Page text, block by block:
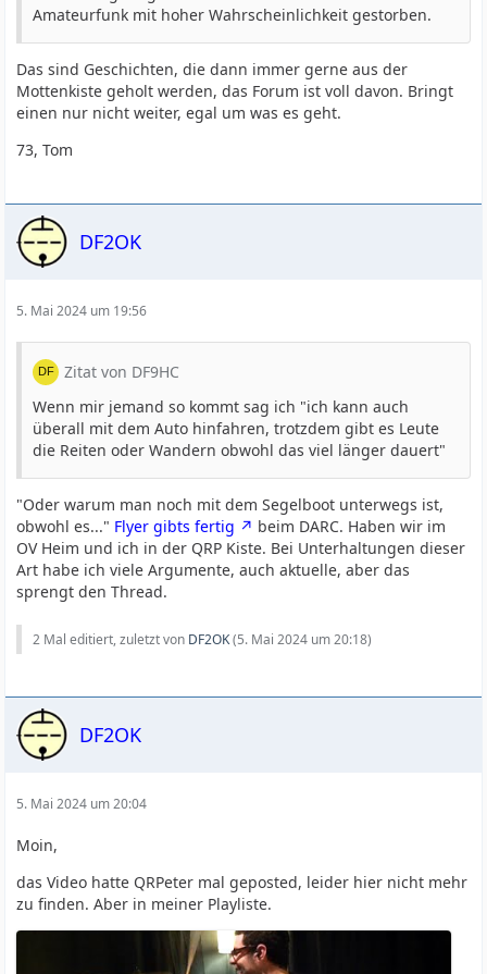
Amateurfunk mit hoher Wahrscheinlichkeit gestorben.
Das sind Geschichten, die dann immer gerne aus der
Mottenkiste geholt werden, das Forum ist voll davon. Bringt
einen nur nicht weiter, egal um was es geht.
73, Tom
DF2OK
5. Mai 2024 um 19:56
Zitat von DF9HC
Wenn mir jemand so kommt sag ich "ich kann auch
überall mit dem Auto hinfahren, trotzdem gibt es Leute
die Reiten oder Wandern obwohl das viel länger dauert"
"Oder warum man noch mit dem Segelboot unterwegs ist,
obwohl es..." Flyer gibts fertig
beim DARC. Haben wir im
OV Heim und ich in der QRP Kiste. Bei Unterhaltungen dieser
Art habe ich viele Argumente, auch aktuelle, aber das
sprengt den Thread.
2 Mal editiert, zuletzt von DF2OK(5. Mai 2024 um 20:18)
DF2OK
5. Mai 2024 um 20:04
Moin,
das Video hatte QRPeter mal geposted, leider hier nicht mehr
zu finden. Aber in meiner Playliste.